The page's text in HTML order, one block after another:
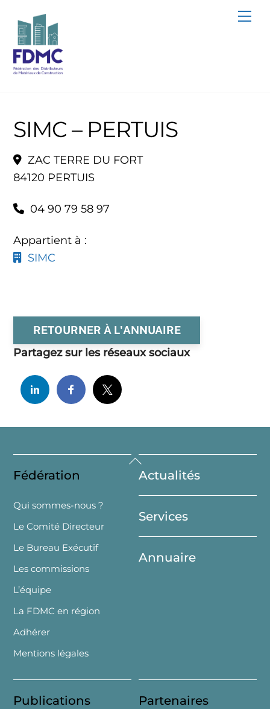
content
SIMC – PERTUIS
ZAC TERRE DU FORT
84120 PERTUIS
04 90 79 58 97
Appartient à :
SIMC
RETOURNER À L'ANNUAIRE
Partagez sur les réseaux sociaux
Back
To
Top
Fédération
Qui sommes-nous ?
Le Comité Directeur
Le Bureau Exécutif
Les commissions
L’équipe
La FDMC en région
Adhérer
Mentions légales
Actualités
Services
Annuaire
Publications Partenaires